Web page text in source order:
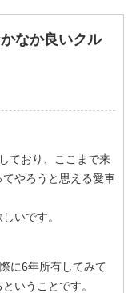
なか良いクル
ており、ここまで来
やろうと思える愛車
いです。
に6年所有してみて
いうことです。